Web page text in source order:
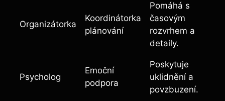
Organizátorka
Koordinátorka
plánování
Pomáhá s
časovým
rozvrhem a
detaily.
Psycholog
Emoční
podpora
Poskytuje
uklidnění a
povzbuzení.